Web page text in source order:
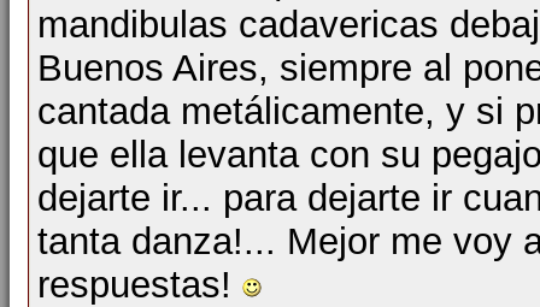
mandibulas cadavericas
Buenos Aires, siempre al
cantada metálicamente, y si
que ella levanta con su
dejarte ir... para dejarte ir
tanta danza!... Mejor me voy
respuestas!